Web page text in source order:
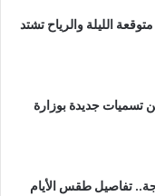
الليلة والرياح تشتد
جديدة بوزارة
تصل إلى 44 درجة.. تفاصيل طقس الأيام